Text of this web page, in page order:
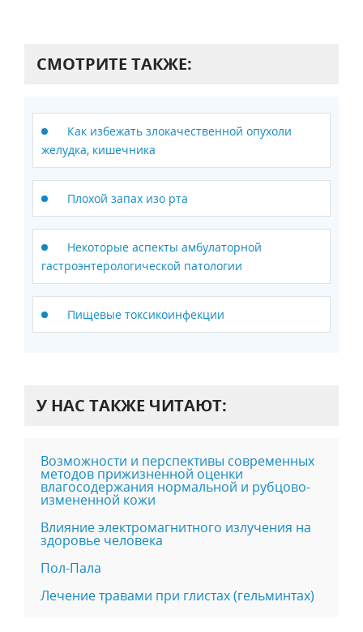
СМОТРИТЕ ТАКЖЕ:
Как избежать злокачественной опухоли
желудка, кишечника
Плохой запах изо рта
Некоторые аспекты амбулаторной
гастроэнтерологической патологии
Пищевые токсикоинфекции
У НАС ТАКЖЕ ЧИТАЮТ:
Возможности и перспективы современных
методов прижизненной оценки
влагосодержания нормальной и рубцово-
измененной кожи
Влияние электромагнитного излучения на
здоровье человека
Пол-Пала
Лечение травами при глистах (гельминтах)